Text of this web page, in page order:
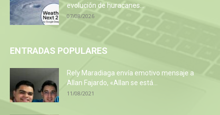
evolución de huracanes...
07/08/2026
ENTRADAS POPULARES
Rely Maradiaga envía emotivo mensaje a
Allan Fajardo, «Allan se está...
11/08/2021